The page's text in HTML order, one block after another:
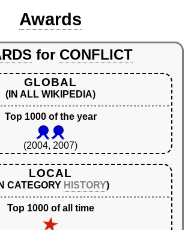
Awards
for CONFLICT
GLOBAL
(IN ALL WIKIPEDIA)
Top 1000 of the year
(2004, 2007)
LOCAL
CATEGORY HISTORY)
Top 1000 of all time